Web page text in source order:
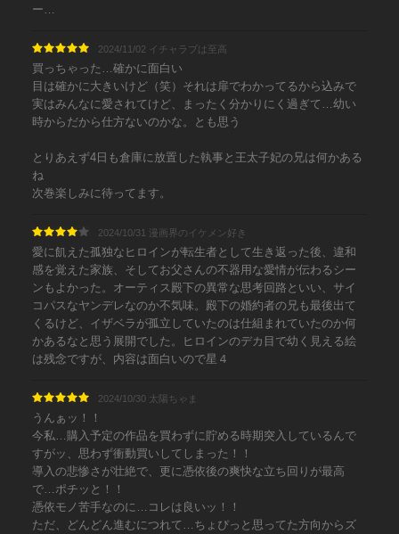
ー…
2024/11/02 イチャラブは至高
買っちゃった…確かに面白い
目は確かに大きいけど（笑）それは扉でわかってるから込みで
実はみんなに愛されてけど、まったく分かりにく過ぎて…幼い
時からだから仕方ないのかな。とも思う
とりあえず4日も倉庫に放置した執事と王太子妃の兄は何かある
ね
次巻楽しみに待ってます。
2024/10/31 漫画界のイケメン好き
愛に飢えた孤独なヒロインが転生者として生き返った後、違和
感を覚えた家族、そしてお父さんの不器用な愛情が伝わるシー
ンもよかった。オーティス殿下の異常な思考回路といい、サイ
コパスなヤンデレなのか不気味。殿下の婚約者の兄も最後出て
くるけど、イザベラが孤立していたのは仕組まれていたのか何
かあるなと思う展開でした。ヒロインのデカ目で幼く見える絵
は残念ですが、内容は面白いので星４
2024/10/30 太陽ちゃま
うんぁッ！！
今私…購入予定の作品を買わずに貯める時期突入しているんで
すがッ、思わず衝動買いしてしまった！！
導入の悲惨さが壮絶で、更に憑依後の爽快な立ち回りが最高
で…ポチッと！！
憑依モノ苦手なのに…コレは良いッ！！
ただ、どんどん進むにつれて…ちょぴっと思ってた方向からズ